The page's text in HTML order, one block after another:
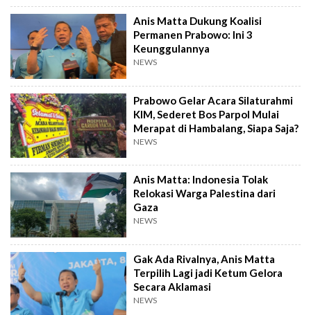
Anis Matta Dukung Koalisi
Permanen Prabowo: Ini 3
Keunggulannya
NEWS
Prabowo Gelar Acara Silaturahmi
KIM, Sederet Bos Parpol Mulai
Merapat di Hambalang, Siapa Saja?
NEWS
Anis Matta: Indonesia Tolak
Relokasi Warga Palestina dari
Gaza
NEWS
Gak Ada Rivalnya, Anis Matta
Terpilih Lagi jadi Ketum Gelora
Secara Aklamasi
NEWS